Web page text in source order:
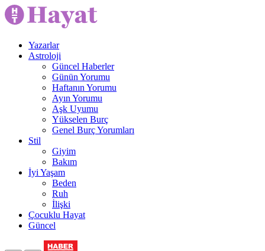
Yazarlar
Astroloji
Güncel Haberler
Günün Yorumu
Haftanın Yorumu
Ayın Yorumu
Aşk Uyumu
Yükselen Burç
Genel Burç Yorumları
Stil
Giyim
Bakım
İyi Yaşam
Beden
Ruh
İlişki
Çocuklu Hayat
Güncel